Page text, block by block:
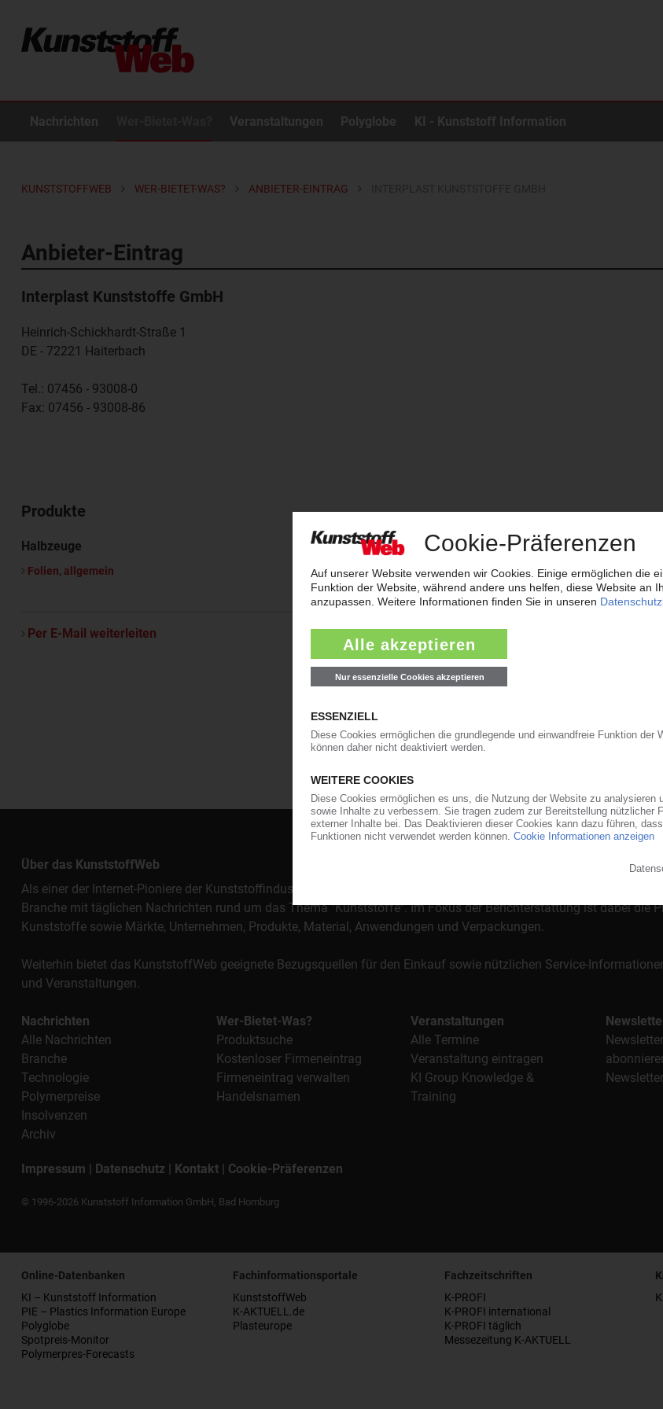
Nachrichten Veranstaltungen Polyglobe KI - Kunststoff Information
KUNSTSTOFFWEB WER-BIETET-WAS? ANBIETER-EINTRAG
Anbieter-Eintrag
Interplast Kunststoffe GmbH
Heinrich-Schickhardt-Straße 1
DE - 72221 Haiterbach
Tel.: 07456 - 93008-0
Fax: 07456 - 93008-86
Produkte
Halbzeuge
Folien, allgemein
Per E-Mail weiterleiten
Über das KunststoffWeb
Als einer der Internet-Pioniere der Kunststoffindustrie versorgt das KunststoffWeb bereits seit 1996 die Fach- und
Branche mit täglichen Nachrichten rund um das Thema "Kunststoffe". Im Fokus der Berichterstattung ist dabei die
Kunststoffe sowie Märkte, Unternehmen, Produkte, Material, Anwendungen und Verpackungen.
Weiterhin bietet das KunststoffWeb geeignete Bezugsquellen für den Einkauf sowie nützlichen Service-
und Veranstaltungen.
Nachrichten
Alle Nachrichten
Branche
Technologie
Polymerpreise
Insolvenzen
Archiv
Wer-Bietet-Was?
Produktsuche
Kostenloser Firmeneintrag
Firmeneintrag verwalten
Handelsnamen
Veranstaltungen
Alle Termine
Veranstaltung eintragen
KI Group Knowledge &
Training
Impressum | Datenschutz | Kontakt | Cookie-Präferenzen
© 1996-2026 Kunststoff Information GmbH, Bad Homburg
Online-Datenbanken
KI – Kunststoff Information
PIE – Plastics Information Europe
Polyglobe
Spotpreis-Monitor
Polymerpres-Forecasts
Fachinformationsportale
KunststoffWeb
K-AKTUELL.de
Plasteurope
Fachzeitschriften
K-PROFI
K-PROFI international
K-PROFI täglich
Messezeitung K-AKTUELL